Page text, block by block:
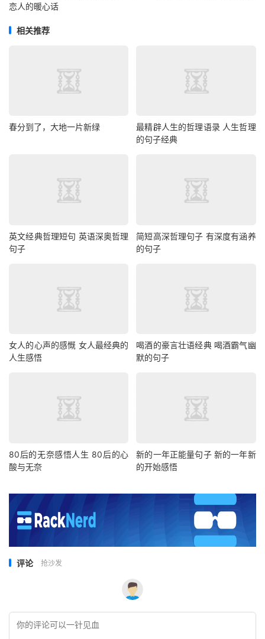
恋人的暖心话
相关推荐
春分到了，大地一片新绿
最精辟人生的哲理语录 人生哲理
的句子经典
英文经典哲理短句 英语深奥哲理
句子
简短高深哲理句子 有深度有涵养
的句子
女人的心声的感慨 女人最经典的
人生感悟
喝酒的豪言壮语经典 喝酒霸气幽
默的句子
80后的无奈感悟人生 80后的心
酸与无奈
新的一年正能量句子 新的一年新
的开始感悟
评论 抢沙发